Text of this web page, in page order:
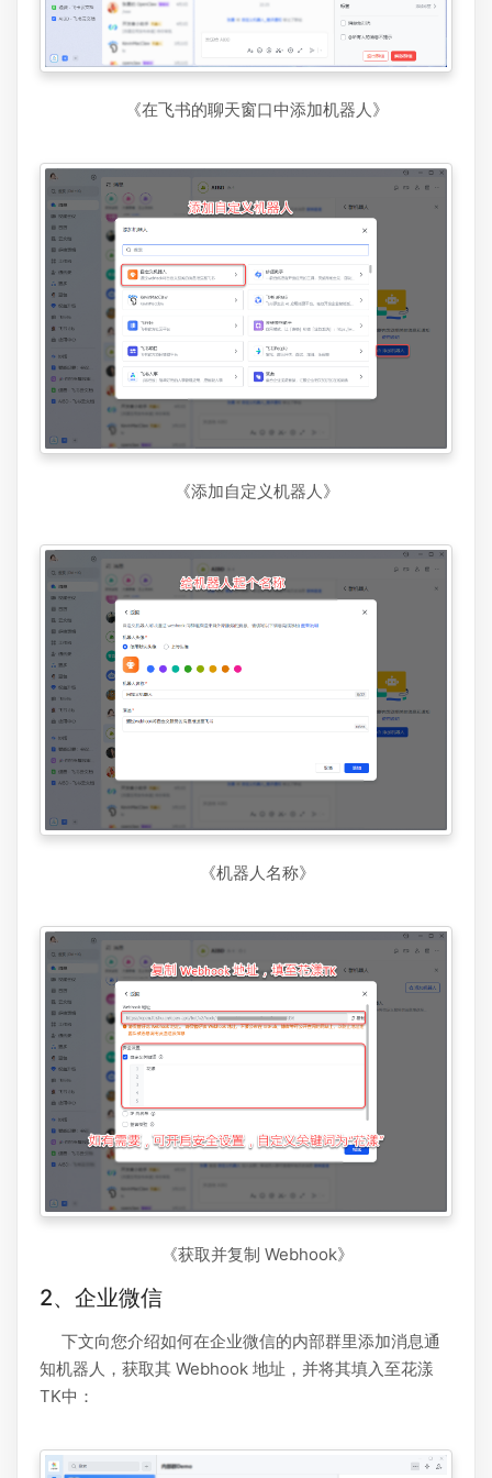
《在飞书的聊天窗口中添加机器人》
《添加自定义机器人》
《机器人名称》
《获取并复制 Webhook》
2、企业微信
下文向您介绍如何在企业微信的内部群里添加消息通
知机器人，获取其 Webhook 地址，并将其填入至花漾
TK中：